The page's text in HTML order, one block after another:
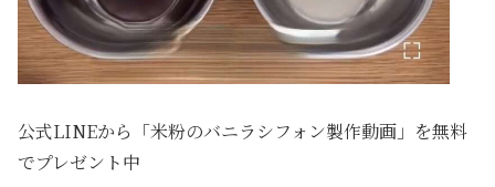
公式LINEから「米粉のバニラシフォン製作動画」を無料
でプレゼント中